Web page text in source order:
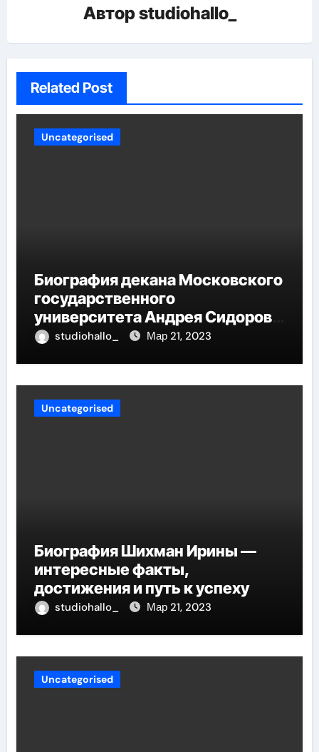
Авторstudiohallo_
Related Post
Uncategorised
Биография декана Московского
государственного
университета Андрея Сидорова
— от студента до руководителя
studiohallo_ Мар 21, 2023
Uncategorised
Биография Шихман Ирины —
интересные факты,
достижения и путь к успеху
studiohallo_ Мар 21, 2023
Uncategorised